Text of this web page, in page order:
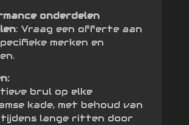
onderdelen
: Vraag een offerte aan
merken en
brul op elke
kade, met behoud van
lange ritten door